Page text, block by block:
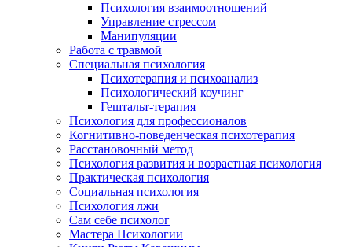
Психология взаимоотношений
Управление стрессом
Манипуляции
Работа с травмой
Специальная психология
Психотерапия и психоанализ
Психологический коучинг
Гештальт-терапия
Психология для профессионалов
Когнитивно-поведенческая психотерапия
Расстановочный метод
Психология развития и возрастная психология
Практическая психология
Социальная психология
Психология лжи
Сам себе психолог
Мастера Психологии